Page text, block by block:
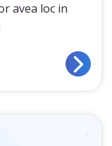
avea loc in